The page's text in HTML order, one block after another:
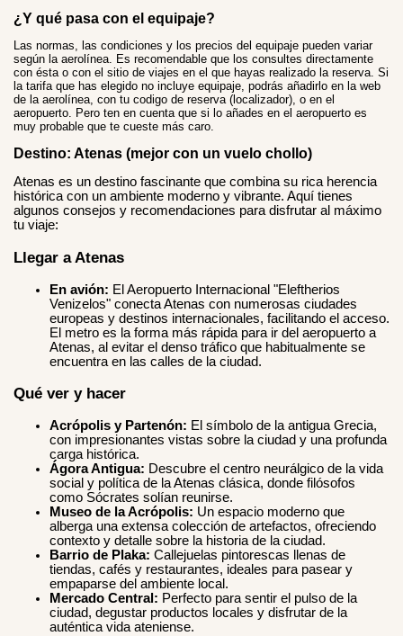
¿Y qué pasa con el equipaje?
Las normas, las condiciones y los precios del equipaje pueden variar
según la aerolínea. Es recomendable que los consultes directamente
con ésta o con el sitio de viajes en el que hayas realizado la reserva. Si
la tarifa que has elegido no incluye equipaje, podrás añadirlo en la web
de la aerolínea, con tu codigo de reserva (localizador), o en el
aeropuerto. Pero ten en cuenta que si lo añades en el aeropuerto es
muy probable que te cueste más caro.
Destino: Atenas (mejor con un vuelo chollo)
Atenas es un destino fascinante que combina su rica herencia
histórica con un ambiente moderno y vibrante. Aquí tienes
algunos consejos y recomendaciones para disfrutar al máximo
tu viaje:
Llegar a Atenas
En avión: El Aeropuerto Internacional "Eleftherios
Venizelos" conecta Atenas con numerosas ciudades
europeas y destinos internacionales, facilitando el acceso.
El metro es la forma más rápida para ir del aeropuerto a
Atenas, al evitar el denso tráfico que habitualmente se
encuentra en las calles de la ciudad.
Qué ver y hacer
Acrópolis y Partenón: El símbolo de la antigua Grecia,
con impresionantes vistas sobre la ciudad y una profunda
carga histórica.
Ágora Antigua: Descubre el centro neurálgico de la vida
social y política de la Atenas clásica, donde filósofos
como Sócrates solían reunirse.
Museo de la Acrópolis: Un espacio moderno que
alberga una extensa colección de artefactos, ofreciendo
contexto y detalle sobre la historia de la ciudad.
Barrio de Plaka: Callejuelas pintorescas llenas de
tiendas, cafés y restaurantes, ideales para pasear y
empaparse del ambiente local.
Mercado Central: Perfecto para sentir el pulso de la
ciudad, degustar productos locales y disfrutar de la
auténtica vida ateniense.